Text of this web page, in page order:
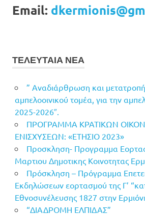
Email:
ΤΕΛΕΥΤΑΙΑ ΝΕΑ
” Αναδιάρθρωση και
αμπελοοινικού τομέα, για την
2025-2026″.
ΠΡΟΓΡΑΜΜΑ ΚΡΑΤΙΚΩΝ
ΕΝΙΣΧΥΣΕΩΝ: «ΕΤΗΣΙΟ 2023»
Προσκληση- Προγραμμα
Μαρτιου Δημοτικης Κοινοτητας
Πρόσκληση – Πρόγραμμα
Εκδηλώσεων εορτασμού της Γ’
Εθνοσυνέλευσης 1827 στην
“ΔΙΑΔΡΟΜΗ ΕΛΠΙΔΑΣ”